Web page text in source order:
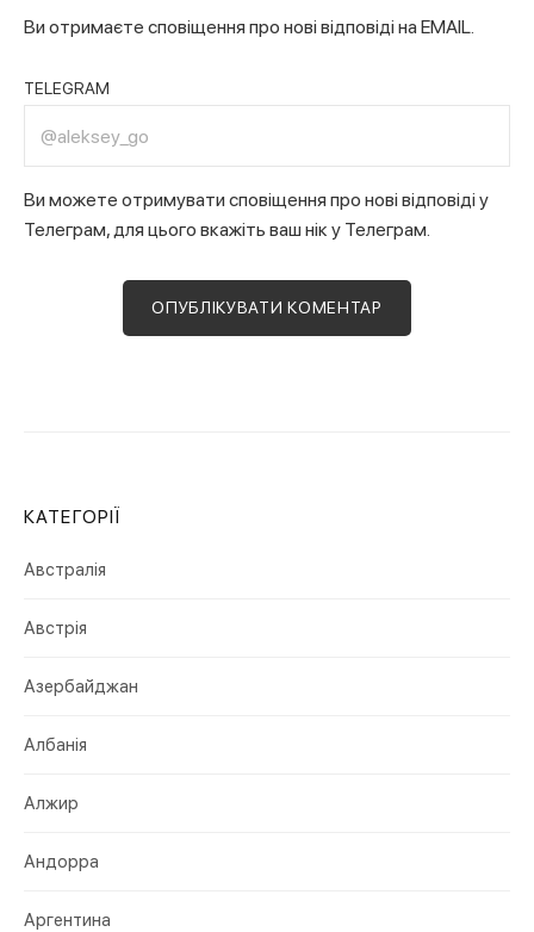
Ви отримаєте сповіщення про нові відповіді на EMAIL.
TELEGRAM
Ви можете отримувати сповіщення про нові відповіді у
Телеграм, для цього вкажіть ваш нік у Телеграм.
КАТЕГОРІЇ
Австралія
Австрія
Азербайджан
Албанія
Алжир
Андорра
Аргентина